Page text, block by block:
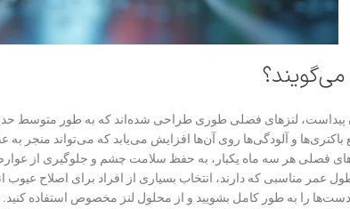
می‌گویند؟
پیداست، لنزهای فصلی طوری طراحی شده‌اند که به طور متوسط
باکتری‌ها و آلودگی‌ها روی آن‌ها افزایش می‌یابد که می‌تواند منجر
فصلی هر سه ماه یکبار، به حفظ سلامت چشم و جلوگیری از
عمر مناسبی که دارند، انتخاب بسیاری از افراد برای اصلاح
را به طور کامل بشویید و از محلول لنز مخصوص استفاده کنید.